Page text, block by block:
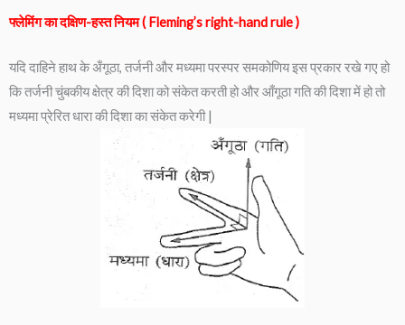
फ्लेमिंग का दक्षिण-हस्त नियम ( Fleming’s right-hand rule )
यदि दाहिने हाथ के अँगूठा, तर्जनी और मध्यमा परस्पर समकोणिय इस प्रकार रखे गए हो
कि तर्जनी चुंबकीय क्षेत्र की दिशा को संकेत करती हो और आँगूठा गति की दिशा में हो तो
मध्यमा प्रेरित धारा की दिशा का संकेत करेगी |